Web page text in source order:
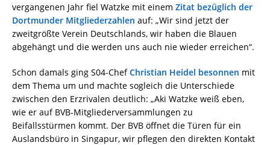
vergangenen Jahr fiel Watzke mit einem Zitat bezüglich der
Dortmunder Mitgliederzahlen auf: „Wir sind jetzt der
zweitgrößte Verein Deutschlands, wir haben die Blauen
abgehängt und die werden uns auch nie wieder erreichen“.
Schon damals ging S04-ChefChristian Heidel besonnen mit
dem Thema um und machte sogleich die Unterschiede
zwischen den Erzrivalen deutlich: „Aki Watzke weiß eben,
wie er auf BVB-Mitgliederversammlungen zu
Beifallsstürmen kommt. Der BVB öffnet die Türen für ein
Auslandsbüro in Singapur, wir pflegen den direkten Kontakt